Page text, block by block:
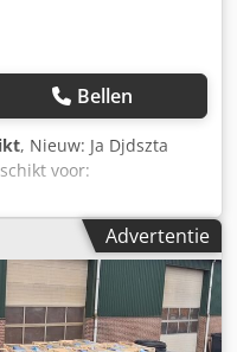
Bellen
, Nieuw: Ja Djdszta
voor:
• 3'' slang om de
• 240 meter slang
Advertentie